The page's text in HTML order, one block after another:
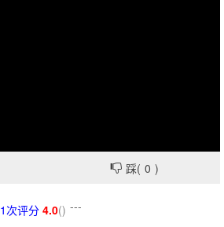
踩( 0 )
4.0(
1次评分 ) ---